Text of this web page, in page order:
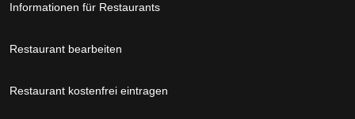
Informationen für Restaurants
Restaurant bearbeiten
Restaurant kostenfrei eintragen